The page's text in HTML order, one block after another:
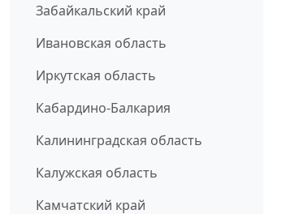
Забайкальский край
Ивановская область
Иркутская область
Кабардино-Балкария
Калининградская область
Калужская область
Камчатский край